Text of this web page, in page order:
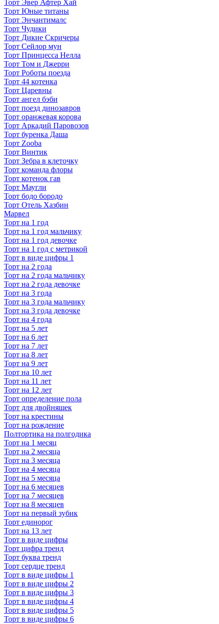
Торт Эвер Афтер Хай
Торт Юные титаны
Торт Энчантималс
Торт Чудики
Торт Дикие Скричеры
Торт Сейлор мун
Торт Принцесса Нелла
Торт Том и Джерри
Торт Роботы поезда
Торт 44 котенка
Торт Царевны
Торт ангел бэби
Торт поезд динозавров
Торт оранжевая корова
Торт Аркадий Паровозов
Торт буренка Даша
Торт Zooba
Торт Винтик
Торт Зебра в клеточку
Торт команда флоры
Торт котенок гав
Торт Маугли
Торт бодо бородо
Торт Отель Хазбин
Марвел
Торт на 1 год
Торт на 1 год мальчику
Торт на 1 год девочке
Торт на 1 год с метрикой
Торт в виде цифры 1
Торт на 2 года
Торт на 2 года мальчику
Торт на 2 года девочке
Торт на 3 года
Торт на 3 года мальчику
Торт на 3 года девочке
Торт на 4 года
Торт на 5 лет
Торт на 6 лет
Торт на 7 лет
Торт на 8 лет
Торт на 9 лет
Торт на 10 лет
Торт на 11 лет
Торт на 12 лет
Торт определение пола
Торт для двойняшек
Торт на крестины
Торт на рождение
Полтортика на полгодика
Торт на 1 месяц
Торт на 2 месяца
Торт на 3 месяца
Торт на 4 месяца
Торт на 5 месяца
Торт на 6 месяцев
Торт на 7 месяцев
Торт на 8 месяцев
Торт на первый зубик
Торт единорог
Торт на 13 лет
Торт в виде цифры
Торт цифра тренд
Торт буква тренд
Торт сердце тренд
Торт в виде цифры 1
Торт в виде цифры 2
Торт в виде цифры 3
Торт в виде цифры 4
Торт в виде цифры 5
Торт в виде цифры 6